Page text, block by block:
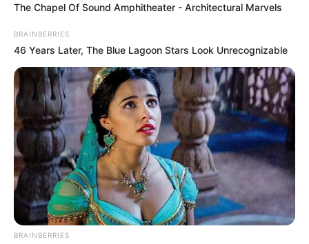
Zámbó Jimmy halála a magyar könnyűzene egyik
legmegrázóbb tragédiája volt. A „Király” 2001.
The Chapel Of Sound Amphitheater - Architectural Marvels
BRAINBERRIES
46 Years Later, The Blue Lagoon Stars Look Unrecognizable
BRAINBERRIES